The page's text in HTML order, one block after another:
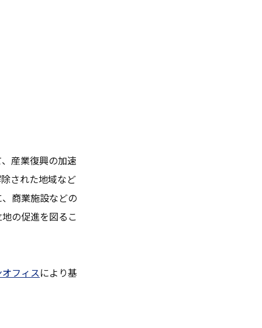
産業復興の加速
された地域など
商業施設などの
の促進を図るこ
フィスにより基